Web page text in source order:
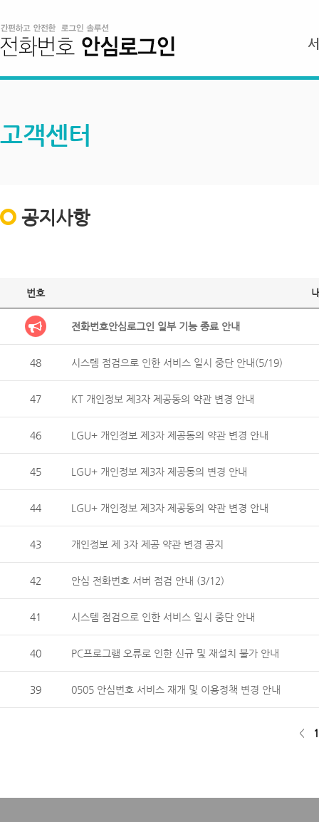
고객센터
공지사항
번호
전화번호안심로그인 일부 기능 종료 안내
48 시스템 점검으로 인한 서비스 일시 중단 안내(5/19)
47 KT 개인정보 제3자 제공동의 약관 변경 안내
46 LGU+ 개인정보 제3자 제공동의 약관 변경 안내
45 LGU+ 개인정보 제3자 제공동의 변경 안내
44 LGU+ 개인정보 제3자 제공동의 약관 변경 안내
43 개인정보 제 3자 제공 약관 변경 공지
42 안심 전화번호 서버 점검 안내 (3/12)
41 시스템 점검으로 인한 서비스 일시 중단 안내
40 PC프로그램 오류로 인한 신규 및 재설치 불가 안내
39 0505 안심번호 서비스 재개 및 이용정책 변경 안내
< 1